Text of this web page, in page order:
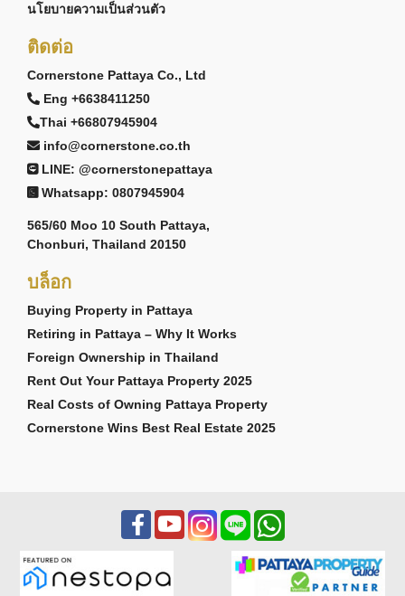
นโยบายความเป็นส่วนตัว
ติดต่อ
Cornerstone Pattaya Co., Ltd
Eng +6638411250
Thai +66807945904
info@cornerstone.co.th
LINE: @cornerstonepattaya
Whatsapp: 0807945904
565/60 Moo 10 South Pattaya,
Chonburi, Thailand 20150
บล็อก
Buying Property in Pattaya
Retiring in Pattaya – Why It Works
Foreign Ownership in Thailand
Rent Out Your Pattaya Property 2025
Real Costs of Owning Pattaya Property
Cornerstone Wins Best Real Estate 2025